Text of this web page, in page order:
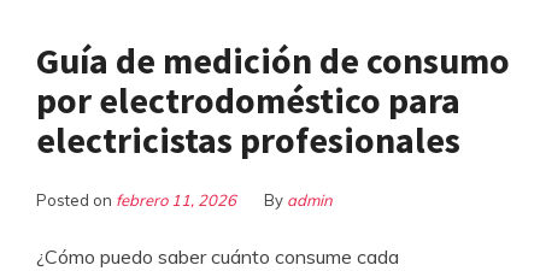
Guía de medición de consumo
por electrodoméstico para
electricistas profesionales
Posted on febrero 11, 2026 By admin
¿Cómo puedo saber cuánto consume cada